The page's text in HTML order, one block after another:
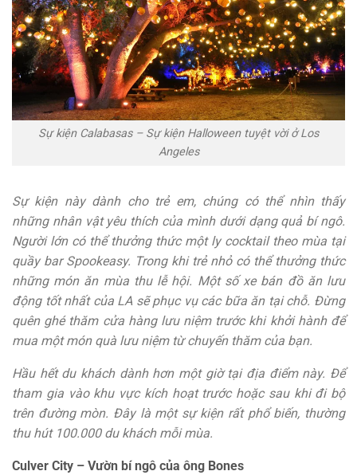
Sự kiện Calabasas – Sự kiện Halloween tuyệt vời ở Los
Angeles
Sự kiện này dành cho trẻ em, chúng có thể nhìn thấy
những nhân vật yêu thích của mình dưới dạng quả bí ngô.
Người lớn có thể thưởng thức một ly cocktail theo mùa tại
quầy bar Spookeasy. Trong khi trẻ nhỏ có thể thưởng thức
những món ăn mùa thu lễ hội. Một số xe bán đồ ăn lưu
động tốt nhất của LA sẽ phục vụ các bữa ăn tại chỗ. Đừng
quên ghé thăm cửa hàng lưu niệm trước khi khởi hành để
mua một món quà lưu niệm từ chuyến thăm của bạn.
Hầu hết du khách dành hơn một giờ tại địa điểm này. Để
tham gia vào khu vực kích hoạt trước hoặc sau khi đi bộ
trên đường mòn. Đây là một sự kiện rất phổ biến, thường
thu hút 100.000 du khách mỗi mùa.
Culver City – Vườn bí ngô của ông Bones